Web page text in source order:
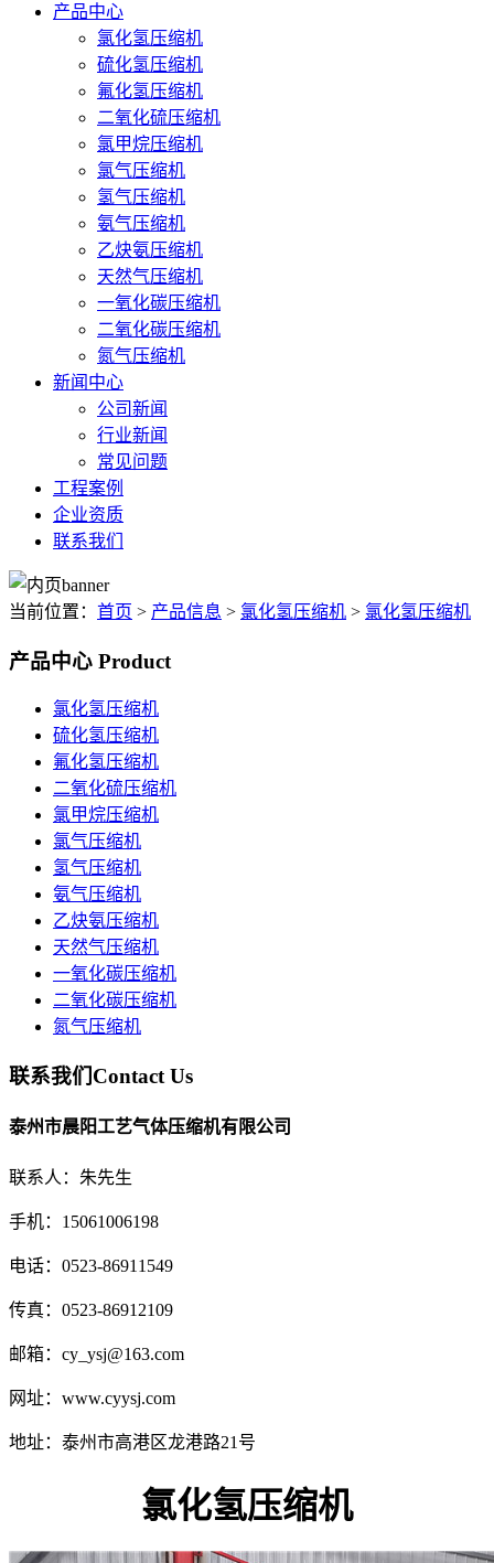
产品中心
氯化氢压缩机
硫化氢压缩机
氟化氢压缩机
二氧化硫压缩机
氯甲烷压缩机
氯气压缩机
氢气压缩机
氨气压缩机
乙炔氨压缩机
天然气压缩机
一氧化碳压缩机
二氧化碳压缩机
氮气压缩机
新闻中心
公司新闻
行业新闻
常见问题
工程案例
企业资质
联系我们
当前位置： 首页 > 产品信息 > 氯化氢压缩机 > 氯化氢压缩机
产品中心 Product
氯化氢压缩机
硫化氢压缩机
氟化氢压缩机
二氧化硫压缩机
氯甲烷压缩机
氯气压缩机
氢气压缩机
氨气压缩机
乙炔氨压缩机
天然气压缩机
一氧化碳压缩机
二氧化碳压缩机
氮气压缩机
联系我们Contact Us
泰州市晨阳工艺气体压缩机有限公司
联系人：朱先生
手机：15061006198
电话：0523-86911549
传真：0523-86912109
邮箱：cy_ysj@163.com
网址：www.cyysj.com
地址：泰州市高港区龙港路21号
氯化氢压缩机